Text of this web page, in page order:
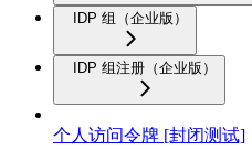
IDP 组（企业版）
IDP 组注册（企业版）
个人访问令牌 [封闭测试]